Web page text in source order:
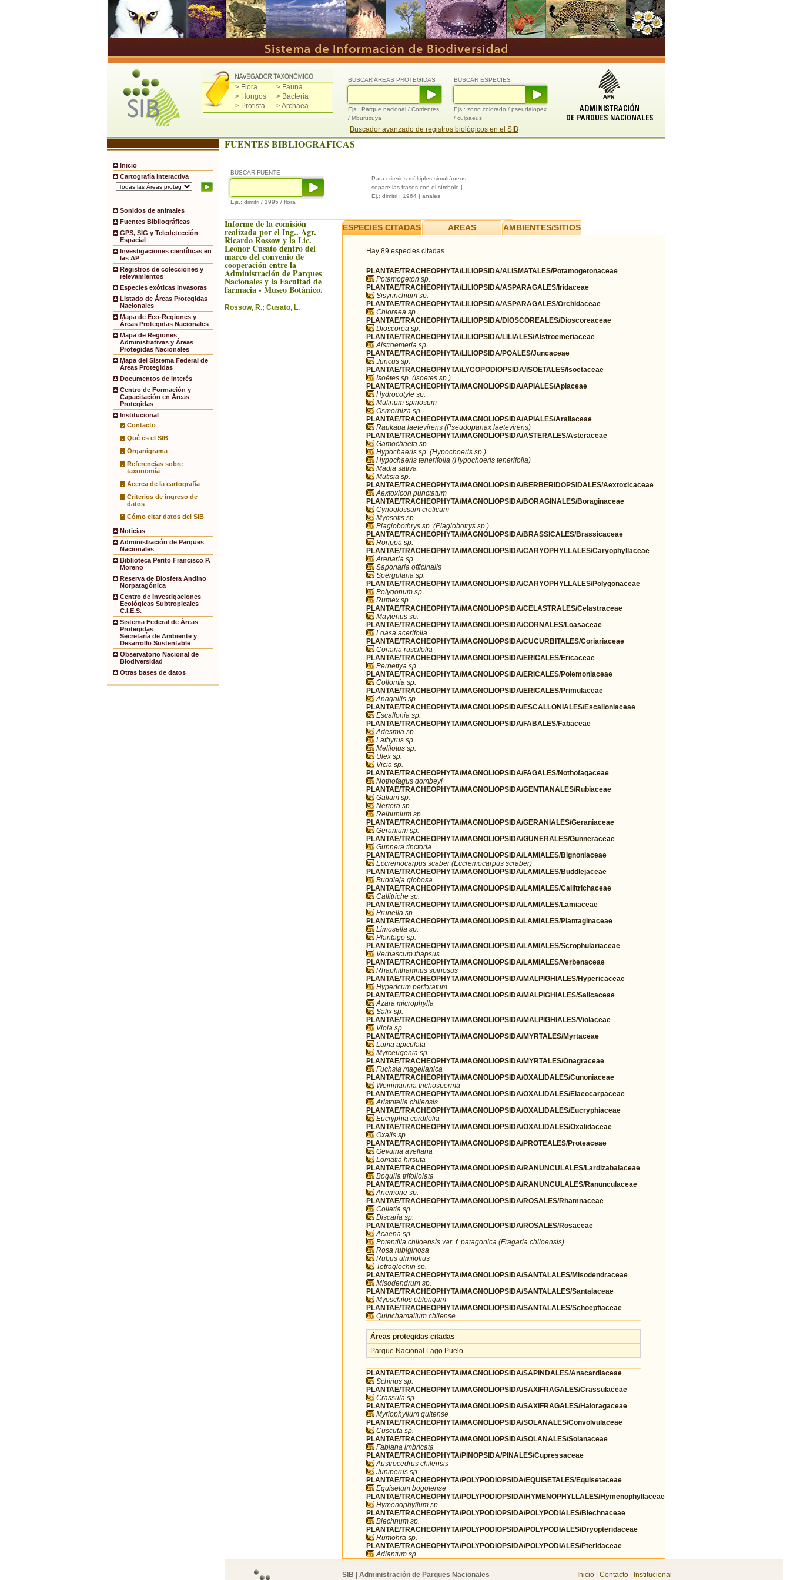
> Flora
> Fauna
> Hongos
> Bacteria
> Protista
> Archaea
BUSCAR ESPECIES
Ejs.: zorro colorado / pseudalopex
/ culpaeus
BUSCAR AREAS PROTEGIDAS
Ejs.: Parque nacional / Corrientes
/ Mburucuya
Buscador avanzado de registros biológicos en el SIB
Inicio
Cartografía interactiva
Sonidos de animales
Fuentes Bibliográficas
GPS, SIG y Teledetección
Espacial
Investigaciones científicas en
las AP
Registros de colecciones y
relevamientos
Especies exóticas invasoras
Listado de Áreas Protegidas
Nacionales
Mapa de Eco-Regiones y
Áreas Protegidas Nacionales
Mapa de Regiones
Administrativas y Áreas
Protegidas Nacionales
Mapa del Sistema Federal de
Áreas Protegidas
Documentos de interés
Centro de Formación y
Capacitación en Áreas
Protegidas
Institucional
Contacto
Qué es el SIB
Organigrama
Referencias sobre
taxonomía
Acerca de la cartografía
Criterios de ingreso de
datos
Cómo citar datos del SIB
Noticias
Administración de Parques
Nacionales
Biblioteca Perito Francisco P.
Moreno
Reserva de Biosfera Andino
Norpatagónica
Centro de Investigaciones
Ecológicas Subtropicales
C.I.E.S.
Sistema Federal de Áreas
Protegidas
Secretaría de Ambiente y
Desarrollo Sustentable
Observatorio Nacional de
Biodiversidad
Otras bases de datos
FUENTES BIBLIOGRAFICAS
BUSCAR FUENTE
Ejs.: dimitri / 1995 / flora
Para criterios múltiples simultáneos,
separe las frases con el símbolo |
Ej.: dimitri | 1964 | anales
Informe de la comisión
realizada por el Ing.. Agr.
Ricardo Rossow y la Lic.
Leonor Cusato dentro del
marco del convenio de
cooperación entre la
Administración de Parques
Nacionales y la Facultad de
farmacia - Museo Botánico.
Rossow, R.; Cusato, L.
ESPECIES CITADAS AREAS AMBIENTES/SITIOS
Hay 89 especies citadas
PLANTAE/TRACHEOPHYTA/LILIOPSIDA/ALISMATALES/Potamogetonaceae
Potamogeton sp.
PLANTAE/TRACHEOPHYTA/LILIOPSIDA/ASPARAGALES/Iridaceae
Sisyrinchium sp.
PLANTAE/TRACHEOPHYTA/LILIOPSIDA/ASPARAGALES/Orchidaceae
Chloraea sp.
PLANTAE/TRACHEOPHYTA/LILIOPSIDA/DIOSCOREALES/Dioscoreaceae
Dioscorea sp.
PLANTAE/TRACHEOPHYTA/LILIOPSIDA/LILIALES/Alstroemeriaceae
Alstroemeria sp.
PLANTAE/TRACHEOPHYTA/LILIOPSIDA/POALES/Juncaceae
Juncus sp.
PLANTAE/TRACHEOPHYTA/LYCOPODIOPSIDA/ISOETALES/Isoetaceae
Isoëtes sp. (Isoetes sp.)
PLANTAE/TRACHEOPHYTA/MAGNOLIOPSIDA/APIALES/Apiaceae
Hydrocotyle sp.
Mulinum spinosum
Osmorhiza sp.
PLANTAE/TRACHEOPHYTA/MAGNOLIOPSIDA/APIALES/Araliaceae
Raukaua laetevirens (Pseudopanax laetevirens)
PLANTAE/TRACHEOPHYTA/MAGNOLIOPSIDA/ASTERALES/Asteraceae
Gamochaeta sp.
Hypochaeris sp. (Hypochoeris sp.)
Hypochaeris tenerifolia (Hypochoeris tenerifolia)
Madia sativa
Mutisia sp.
PLANTAE/TRACHEOPHYTA/MAGNOLIOPSIDA/BERBERIDOPSIDALES/Aextoxicaceae
Aextoxicon punctatum
PLANTAE/TRACHEOPHYTA/MAGNOLIOPSIDA/BORAGINALES/Boraginaceae
Cynoglossum creticum
Myosotis sp.
Plagiobothrys sp. (Plagiobotrys sp.)
PLANTAE/TRACHEOPHYTA/MAGNOLIOPSIDA/BRASSICALES/Brassicaceae
Rorippa sp.
PLANTAE/TRACHEOPHYTA/MAGNOLIOPSIDA/CARYOPHYLLALES/Caryophyllaceae
Arenaria sp.
Saponaria officinalis
Spergularia sp.
PLANTAE/TRACHEOPHYTA/MAGNOLIOPSIDA/CARYOPHYLLALES/Polygonaceae
Polygonum sp.
Rumex sp.
PLANTAE/TRACHEOPHYTA/MAGNOLIOPSIDA/CELASTRALES/Celastraceae
Maytenus sp.
PLANTAE/TRACHEOPHYTA/MAGNOLIOPSIDA/CORNALES/Loasaceae
Loasa acerifolia
PLANTAE/TRACHEOPHYTA/MAGNOLIOPSIDA/CUCURBITALES/Coriariaceae
Coriaria ruscifolia
PLANTAE/TRACHEOPHYTA/MAGNOLIOPSIDA/ERICALES/Ericaceae
Pernettya sp.
PLANTAE/TRACHEOPHYTA/MAGNOLIOPSIDA/ERICALES/Polemoniaceae
Collomia sp.
PLANTAE/TRACHEOPHYTA/MAGNOLIOPSIDA/ERICALES/Primulaceae
Anagallis sp.
PLANTAE/TRACHEOPHYTA/MAGNOLIOPSIDA/ESCALLONIALES/Escalloniaceae
Escallonia sp.
PLANTAE/TRACHEOPHYTA/MAGNOLIOPSIDA/FABALES/Fabaceae
Adesmia sp.
Lathyrus sp.
Melilotus sp.
Ulex sp.
Vicia sp.
PLANTAE/TRACHEOPHYTA/MAGNOLIOPSIDA/FAGALES/Nothofagaceae
Nothofagus dombeyi
PLANTAE/TRACHEOPHYTA/MAGNOLIOPSIDA/GENTIANALES/Rubiaceae
Galium sp.
Nertera sp.
Relbunium sp.
PLANTAE/TRACHEOPHYTA/MAGNOLIOPSIDA/GERANIALES/Geraniaceae
Geranium sp.
PLANTAE/TRACHEOPHYTA/MAGNOLIOPSIDA/GUNERALES/Gunneraceae
Gunnera tinctoria
PLANTAE/TRACHEOPHYTA/MAGNOLIOPSIDA/LAMIALES/Bignoniaceae
Eccremocarpus scaber (Eccremocarpus scraber)
PLANTAE/TRACHEOPHYTA/MAGNOLIOPSIDA/LAMIALES/Buddlejaceae
Buddleja globosa
PLANTAE/TRACHEOPHYTA/MAGNOLIOPSIDA/LAMIALES/Callitrichaceae
Callitriche sp.
PLANTAE/TRACHEOPHYTA/MAGNOLIOPSIDA/LAMIALES/Lamiaceae
Prunella sp.
PLANTAE/TRACHEOPHYTA/MAGNOLIOPSIDA/LAMIALES/Plantaginaceae
Limosella sp.
Plantago sp.
PLANTAE/TRACHEOPHYTA/MAGNOLIOPSIDA/LAMIALES/Scrophulariaceae
Verbascum thapsus
PLANTAE/TRACHEOPHYTA/MAGNOLIOPSIDA/LAMIALES/Verbenaceae
Rhaphithamnus spinosus
PLANTAE/TRACHEOPHYTA/MAGNOLIOPSIDA/MALPIGHIALES/Hypericaceae
Hypericum perforatum
PLANTAE/TRACHEOPHYTA/MAGNOLIOPSIDA/MALPIGHIALES/Salicaceae
Azara microphylla
Salix sp.
PLANTAE/TRACHEOPHYTA/MAGNOLIOPSIDA/MALPIGHIALES/Violaceae
Viola sp.
PLANTAE/TRACHEOPHYTA/MAGNOLIOPSIDA/MYRTALES/Myrtaceae
Luma apiculata
Myrceugenia sp.
PLANTAE/TRACHEOPHYTA/MAGNOLIOPSIDA/MYRTALES/Onagraceae
Fuchsia magellanica
PLANTAE/TRACHEOPHYTA/MAGNOLIOPSIDA/OXALIDALES/Cunoniaceae
Weinmannia trichosperma
PLANTAE/TRACHEOPHYTA/MAGNOLIOPSIDA/OXALIDALES/Elaeocarpaceae
Aristotelia chilensis
PLANTAE/TRACHEOPHYTA/MAGNOLIOPSIDA/OXALIDALES/Eucryphiaceae
Eucryphia cordifolia
PLANTAE/TRACHEOPHYTA/MAGNOLIOPSIDA/OXALIDALES/Oxalidaceae
Oxalis sp.
PLANTAE/TRACHEOPHYTA/MAGNOLIOPSIDA/PROTEALES/Proteaceae
Gevuina avellana
Lomatia hirsuta
PLANTAE/TRACHEOPHYTA/MAGNOLIOPSIDA/RANUNCULALES/Lardizabalaceae
Boquila trifoliolata
PLANTAE/TRACHEOPHYTA/MAGNOLIOPSIDA/RANUNCULALES/Ranunculaceae
Anemone sp.
PLANTAE/TRACHEOPHYTA/MAGNOLIOPSIDA/ROSALES/Rhamnaceae
Colletia sp.
Discaria sp.
PLANTAE/TRACHEOPHYTA/MAGNOLIOPSIDA/ROSALES/Rosaceae
Acaena sp.
Potentilla chiloensis var. f. patagonica (Fragaria chiloensis)
Rosa rubiginosa
Rubus ulmifolius
Tetraglochin sp.
PLANTAE/TRACHEOPHYTA/MAGNOLIOPSIDA/SANTALALES/Misodendraceae
Misodendrum sp.
PLANTAE/TRACHEOPHYTA/MAGNOLIOPSIDA/SANTALALES/Santalaceae
Myoschilos oblongum
PLANTAE/TRACHEOPHYTA/MAGNOLIOPSIDA/SANTALALES/Schoepfiaceae
Quinchamalium chilense
Áreas protegidas citadas
Parque Nacional Lago Puelo
PLANTAE/TRACHEOPHYTA/MAGNOLIOPSIDA/SAPINDALES/Anacardiaceae
Schinus sp.
PLANTAE/TRACHEOPHYTA/MAGNOLIOPSIDA/SAXIFRAGALES/Crassulaceae
Crassula sp.
PLANTAE/TRACHEOPHYTA/MAGNOLIOPSIDA/SAXIFRAGALES/Haloragaceae
Myriophyllum quitense
PLANTAE/TRACHEOPHYTA/MAGNOLIOPSIDA/SOLANALES/Convolvulaceae
Cuscuta sp.
PLANTAE/TRACHEOPHYTA/MAGNOLIOPSIDA/SOLANALES/Solanaceae
Fabiana imbricata
PLANTAE/TRACHEOPHYTA/PINOPSIDA/PINALES/Cupressaceae
Austrocedrus chilensis
Juniperus sp.
PLANTAE/TRACHEOPHYTA/POLYPODIOPSIDA/EQUISETALES/Equisetaceae
Equisetum bogotense
PLANTAE/TRACHEOPHYTA/POLYPODIOPSIDA/HYMENOPHYLLALES/Hymenophyllaceae
Hymenophyllum sp.
PLANTAE/TRACHEOPHYTA/POLYPODIOPSIDA/POLYPODIALES/Blechnaceae
Blechnum sp.
PLANTAE/TRACHEOPHYTA/POLYPODIOPSIDA/POLYPODIALES/Dryopteridaceae
Rumohra sp.
PLANTAE/TRACHEOPHYTA/POLYPODIOPSIDA/POLYPODIALES/Pteridaceae
Adiantum sp.
SIB | Administración de Parques Nacionales Inicio | Contacto | Institucional